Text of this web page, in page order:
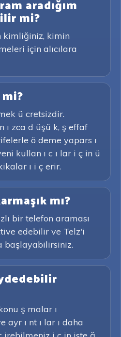
aradığım
mi?
kimliğiniz, kimin
için alıcılara
ü cretsizdir.
ı zca d üşü k, ş effaf
ö deme yapars ı
kullan ı c ı lar i ç in ü
ı i ç erir.
mı?
bir telefon araması
edebilir ve Telz'i
başlayabilirsiniz.
ş malar ı
ayr ı nt ı lar ı daha